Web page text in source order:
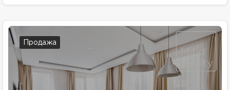
Продажа